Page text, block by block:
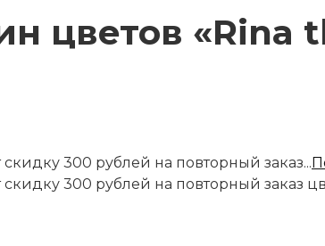
цветов «Rina
300 рублей на повторный заказ...
300 рублей на повторный заказ